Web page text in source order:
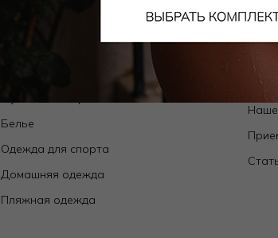
Купальники
Белье
Одежда для спорта
Домашняя одежда
Пляжная одежда
Наше